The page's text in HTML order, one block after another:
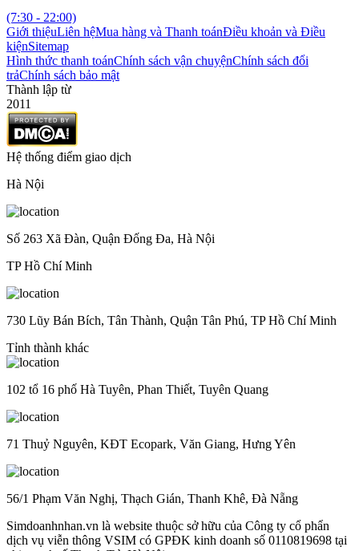
(7:30 - 22:00)
Giới thiệuLiên hệMua hàng và Thanh toánĐiều khoản và Điều
kiệnSitemap
Hình thức thanh toánChính sách vận chuyệnChính sách đổi
trảChính sách bảo mật
Thành lập từ
2011
Hệ thống điểm giao dịch
Hà Nội
Số 263 Xã Đàn, Quận Đống Đa, Hà Nội
TP Hồ Chí Minh
730 Lũy Bán Bích, Tân Thành, Quận Tân Phú, TP Hồ Chí Minh
Tỉnh thành khác
102 tổ 16 phố Hà Tuyên, Phan Thiết, Tuyên Quang
71 Thuỷ Nguyên, KĐT Ecopark, Văn Giang, Hưng Yên
56/1 Phạm Văn Nghị, Thạch Gián, Thanh Khê, Đà Nẵng
Simdoanhnhan.vn là website thuộc sở hữu của Công ty cổ phẩn
dịch vụ viễn thông VSIM có GPĐK kinh doanh số 0110819698 tại